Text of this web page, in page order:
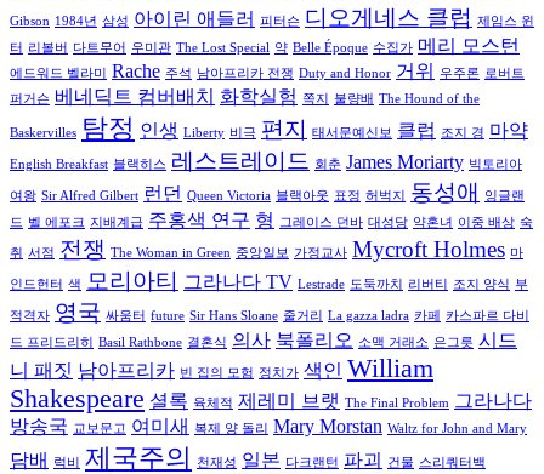
Gibson 1984년 삼성 아이린 애들러 피터슨 디오게네스 클럽
제임스 윈
터
리볼버 다트무어 우미관 The Lost Special 약 Belle Époque 수집가 메리 모스턴
에드워드 벨라미 Rache 주석 남아프리카 전쟁 Duty and Honor 거위 우주론 로버트
퍼거슨 베네딕트 컴버배치 화학실험 쪽지 불량배 The Hound of the
Baskervilles 탐정 인생 Liberty 비극 편지 태서문예신보 클럽 조지 경 마약
English Breakfast 블랙히스 레스트레이드 회춘 James Moriarty 빅토리아
여왕 Sir Alfred Gilbert 런던 Queen Victoria 블랙아웃 표정 허벅지 동성애
잉글랜
드 벨 에포크 지배계급 주홍색 연구 형 그레이스 던바 대성당 약혼녀 이중 배상 숙
취 서점 전쟁 The Woman in Green 중앙일보 가정교사 Mycroft Holmes 마
인드헌터 색 모리아티 그라나다 TV Lestrade 도둑까치 리버티 조지 양식 부
적격자 영국 싸움터 future Sir Hans Sloane 줄거리 La gazza ladra 카페
카스파르 다비
드 프리드리히
Basil Rathbone 결혼식 의사 북폴리오 소맥 거래소 은그릇 시드
니 패짓 남아프리카 빈 집의 모험 정치가 색인 William
Shakespeare 셜록 육체적 제레미 브랫 The Final Problem
그라나다
방송국 교보문고 여미새 복제 양 돌리 Mary Morstan Waltz for John and Mary
담배 럭비 제국주의 천재성 일본 다크랜턴 파괴 건물 스리쿼터백